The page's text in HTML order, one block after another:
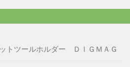
トツールホルダー ＤＩＧＭＡＧ